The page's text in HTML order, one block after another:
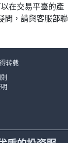
在交易平臺的產
問，請與客服部聯
转载